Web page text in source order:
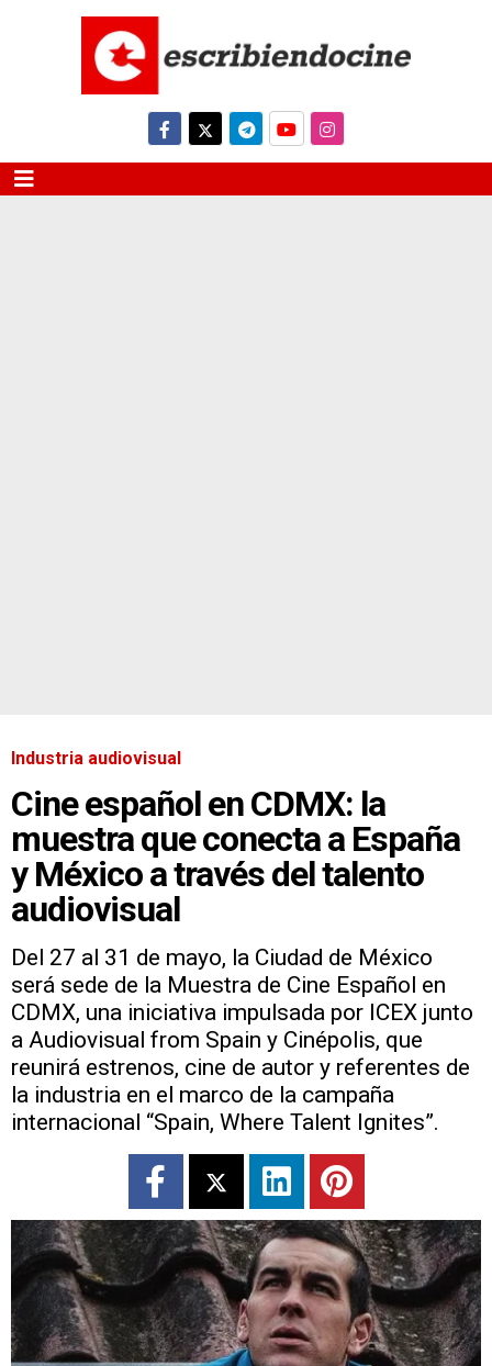
Industria audiovisual
Cine español en CDMX: la
muestra que conecta a España
y México a través del talento
audiovisual
Del 27 al 31 de mayo, la Ciudad de México
será sede de la Muestra de Cine Español en
CDMX, una iniciativa impulsada por ICEX junto
a Audiovisual from Spain y Cinépolis, que
reunirá estrenos, cine de autor y referentes de
la industria en el marco de la campaña
internacional “Spain, Where Talent Ignites”.